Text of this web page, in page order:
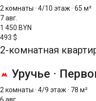
2 комнаты · 4/10 этаж · 65 м²
7 авг.
1 450 BYN
493 $
2-комнатная
Уручье ·
2 комнаты · 4/9 этаж · 78 м²